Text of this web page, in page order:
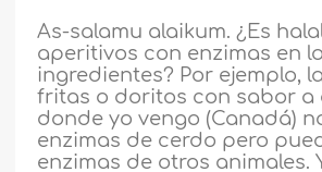
As-salamu alaikum. ¿Es
aperitivos con enzimas en
ingredientes? Por ejemplo,
fritas o doritos con sabor a
donde yo vengo (Canadá)
enzimas de cerdo pero
enzimas de otros animales.